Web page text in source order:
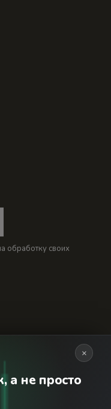
обработку своих
портал «Банки
вы
×
а не просто